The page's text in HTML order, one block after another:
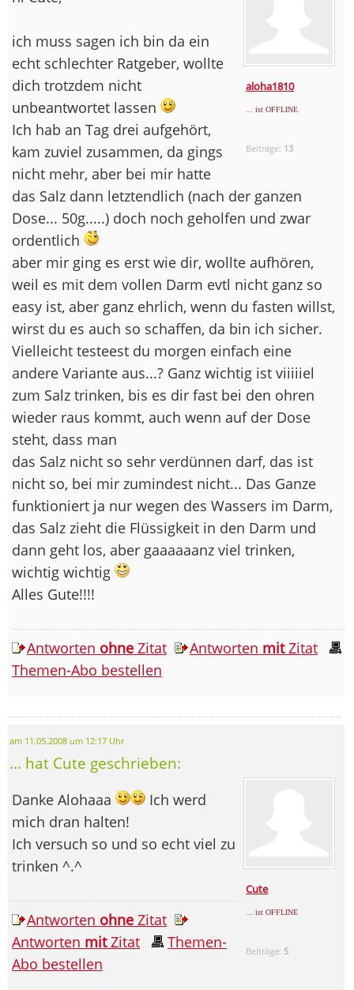
aloha1810
... ist OFFLINE
Beiträge: 13
ich muss sagen ich bin da ein
echt schlechter Ratgeber, wollte
dich trotzdem nicht
unbeantwortet lassen
Ich hab an Tag drei aufgehört,
kam zuviel zusammen, da gings
nicht mehr, aber bei mir hatte
das Salz dann letztendlich (nach der ganzen
Dose... 50g.....) doch noch geholfen und zwar
ordentlich
aber mir ging es erst wie dir, wollte aufhören,
weil es mit dem vollen Darm evtl nicht ganz so
easy ist, aber ganz ehrlich, wenn du fasten willst,
wirst du es auch so schaffen, da bin ich sicher.
Vielleicht testeest du morgen einfach eine
andere Variante aus...? Ganz wichtig ist viiiiiel
zum Salz trinken, bis es dir fast bei den ohren
wieder raus kommt, auch wenn auf der Dose
steht, dass man
das Salz nicht so sehr verdünnen darf, das ist
nicht so, bei mir zumindest nicht... Das Ganze
funktioniert ja nur wegen des Wassers im Darm,
das Salz zieht die Flüssigkeit in den Darm und
dann geht los, aber gaaaaaanz viel trinken,
wichtig wichtig
Alles Gute!!!!
Antworten ohne Zitat Antworten mitZitat
Themen-Abo bestellen
am 11.05.2008 um 12:17 Uhr
... hat Cute geschrieben:
Cute
... ist OFFLINE
Beiträge: 5
Danke Alohaaa
Ich werd
mich dran halten!
Ich versuch so und so echt viel zu
trinken ^.^
Antworten ohne Zitat
Antworten mitZitat
Themen-
Abo bestellen